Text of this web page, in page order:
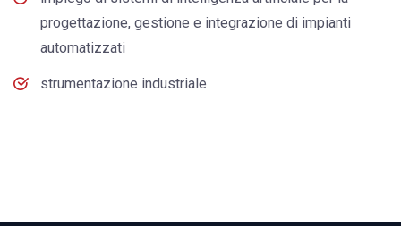
progettazione, gestione e integrazione di impianti
automatizzati
strumentazione industriale